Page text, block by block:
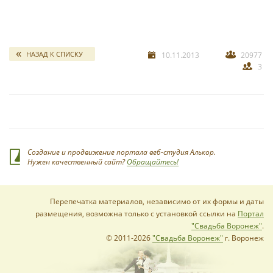
*
*
*
НАЗАД К СПИСКУ 10.11.2013
20977
3
Создание и продвижение портала веб-студия Алькор.
Нужен качественный сайт?Обращайтесь!
Перепечатка материалов, независимо от их формы и даты
размещения, возможна только с установкой ссылки на Портал
"Свадьба Воронеж".
© 2011-2026"Свадьба Воронеж" г. Воронеж